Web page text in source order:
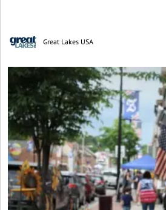
Great Lakes USA